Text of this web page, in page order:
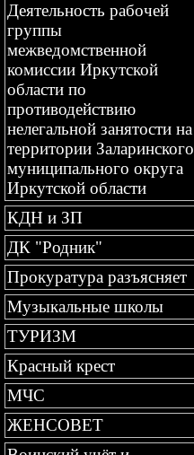
Деятельность рабочей
группы
межведомственной
комиссии Иркутской
области по
противодействию
нелегальной занятости на
территории Заларинского
муниципального округа
Иркутской области
КДН и ЗП
ДК "Родник"
Прокуратура разъясняет
Музыкальные школы
ТУРИЗМ
Красный крест
МЧС
ЖЕНСОВЕТ